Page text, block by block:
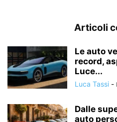
Articoli
Le auto
record,
Luce...
Luca Tassi -
Dalle
auto